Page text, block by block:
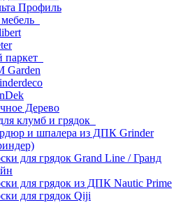
Профиль
паркет
Garden
Дерево
клумб и грядок
и шпалера из ДПК Grinder
для грядок Grand Line / Гранд
для грядок из ДПК Nautic Prime
для грядок Qiji